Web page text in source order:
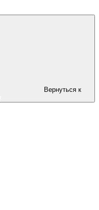
Вернуться к